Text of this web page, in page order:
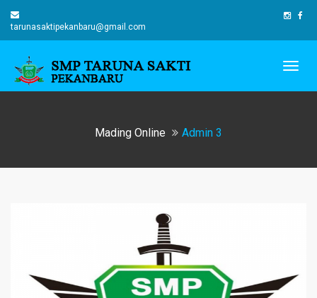
tarunasaktipekanbaru@gmail.com
Mading Online Admin 3